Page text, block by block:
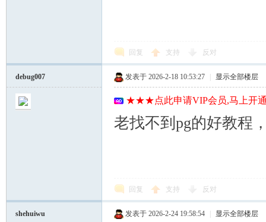
回复 支持 反对
debug007 发表于 2026-2-18 10:53:27 显示全部楼层
★★★点此申请VIP会员,马上开
老找不到pg的好教程
回复 支持 反对
shehuiwu 发表于 2026-2-24 19:58:54 显示全部楼层